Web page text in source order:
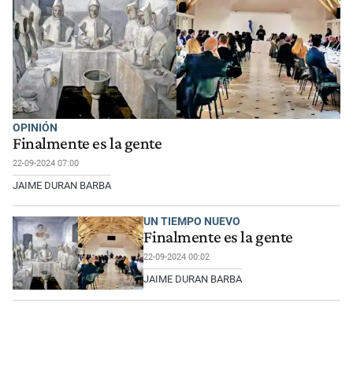
OPINIÓN
Finalmente es la gente
22-09-2024 07:00
JAIME DURAN BARBA
UN TIEMPO NUEVO
Finalmente es la gente
22-09-2024 00:02
JAIME DURAN BARBA